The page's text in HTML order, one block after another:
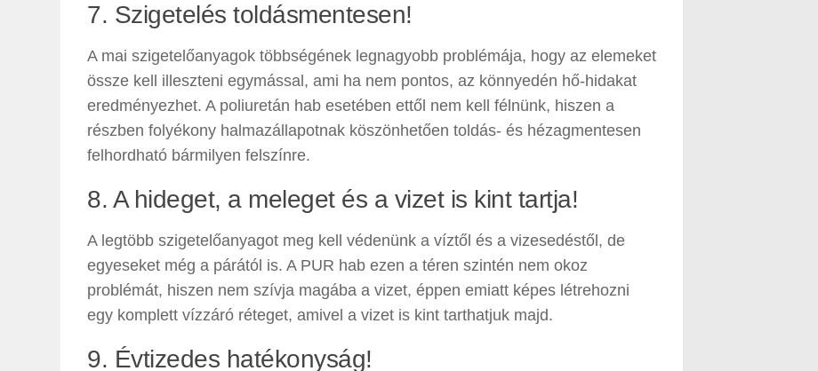
7. Szigetelés toldásmentesen!
A mai szigetelőanyagok többségének legnagyobb problémája, hogy az elemeket
össze kell illeszteni egymással, ami ha nem pontos, az könnyedén hő-hidakat
eredményezhet. A poliuretán hab esetében ettől nem kell félnünk, hiszen a
részben folyékony halmazállapotnak köszönhetően toldás- és hézagmentesen
felhordható bármilyen felszínre.
8. A hideget, a meleget és a vizet is kint tartja!
A legtöbb szigetelőanyagot meg kell védenünk a víztől és a vizesedéstől, de
egyeseket még a párától is. A PUR hab ezen a téren szintén nem okoz
problémát, hiszen nem szívja magába a vizet, éppen emiatt képes létrehozni
egy komplett vízzáró réteget, amivel a vizet is kint tarthatjuk majd.
9. Évtizedes hatékonyság!